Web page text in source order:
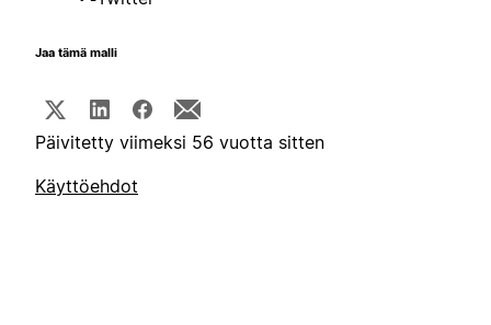
Jaa tämä malli
Päivitetty viimeksi 56 vuotta sitten
Käyttöehdot